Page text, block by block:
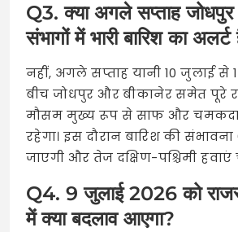
Q3. क्या अगले सप्ताह
संभागों में भारी बारिश का
नहीं, अगले सप्ताह यानी 10 जुलाई से
बीच जोधपुर और बीकानेर समेत पूरे
मौसम मुख्य रूप से साफ और
रहेगा। इस दौरान बारिश की
जाएगी और तेज दक्षिण-पश्चिमी हवाएं
Q4. 9 जुलाई 2026 को
में क्या बदलाव आएगा?